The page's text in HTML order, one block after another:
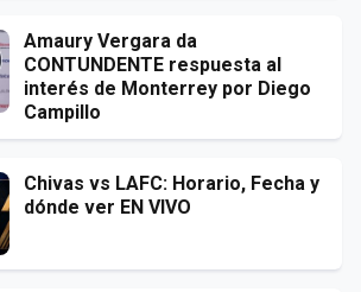
Amaury Vergara da
CONTUNDENTE respuesta al
interés de Monterrey por Diego
Campillo
Chivas vs LAFC: Horario, Fecha y
dónde ver EN VIVO